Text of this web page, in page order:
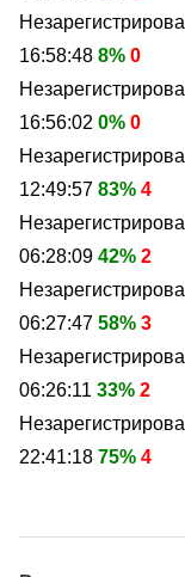
16:58:48 8% 0
16:56:02 0% 0
12:49:57 83% 4
06:28:09 42% 2
06:27:47 58% 3
06:26:11 33% 2
22:41:18 75% 4